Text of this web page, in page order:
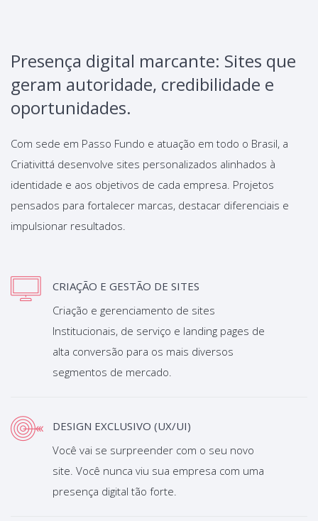
Presença digital marcante: Sites que
geram autoridade, credibilidade e
oportunidades.
Com sede em Passo Fundo e atuação em todo o Brasil, a
Criativittá desenvolve sites personalizados alinhados à
identidade e aos objetivos de cada empresa. Projetos
pensados para fortalecer marcas, destacar diferenciais e
impulsionar resultados.
CRIAÇÃO E GESTÃO DE SITES
Criação e gerenciamento de sites
Institucionais, de serviço e landing pages de
alta conversão para os mais diversos
segmentos de mercado.
DESIGN EXCLUSIVO (UX/UI)
Você vai se surpreender com o seu novo
site. Você nunca viu sua empresa com uma
presença digital tão forte.